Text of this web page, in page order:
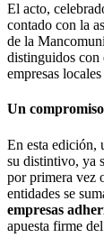
El acto,
contado con la
de la
distinguidos con
empresas
Un
En esta edición,
su distintivo, ya
por primera vez
entidades se
empresas
apuesta firme